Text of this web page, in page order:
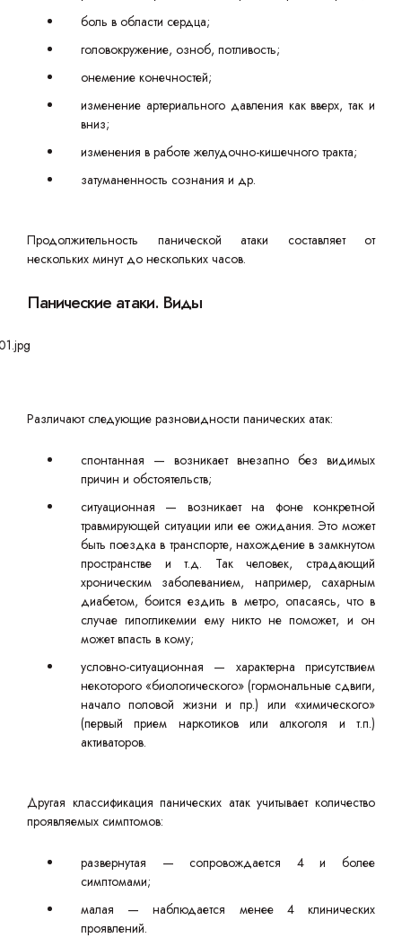
боль в области сердца;
головокружение, озноб, потливость;
онемение конечностей;
изменение артериального давления как вверх, так и
вниз;
изменения в работе желудочно-кишечного тракта;
затуманенность сознания и др.
Продолжительность панической атаки составляет от
нескольких минут до нескольких часов.
Панические атаки. Виды
Различают следующие разновидности панических атак:
спонтанная — возникает внезапно без видимых
причин и обстоятельств;
ситуационная — возникает на фоне конкретной
травмирующей ситуации или ее ожидания. Это может
быть поездка в транспорте, нахождение в замкнутом
пространстве и т.д. Так человек, страдающий
хроническим заболеванием, например, сахарным
диабетом, боится ездить в метро, опасаясь, что в
случае гипогликемии ему никто не поможет, и он
может впасть в кому;
условно-ситуационная — характерна присутствием
некоторого «биологического» (гормональные сдвиги,
начало половой жизни и пр.) или «химического»
(первый прием наркотиков или алкоголя и т.п.)
активаторов.
Другая классификация панических атак учитывает количество
проявляемых симптомов:
развернутая — сопровождается 4 и более
симптомами;
малая — наблюдается менее 4 клинических
проявлений.